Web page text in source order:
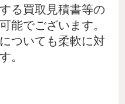
る買取見積書等の
能でございます。
ついても柔軟に対
。